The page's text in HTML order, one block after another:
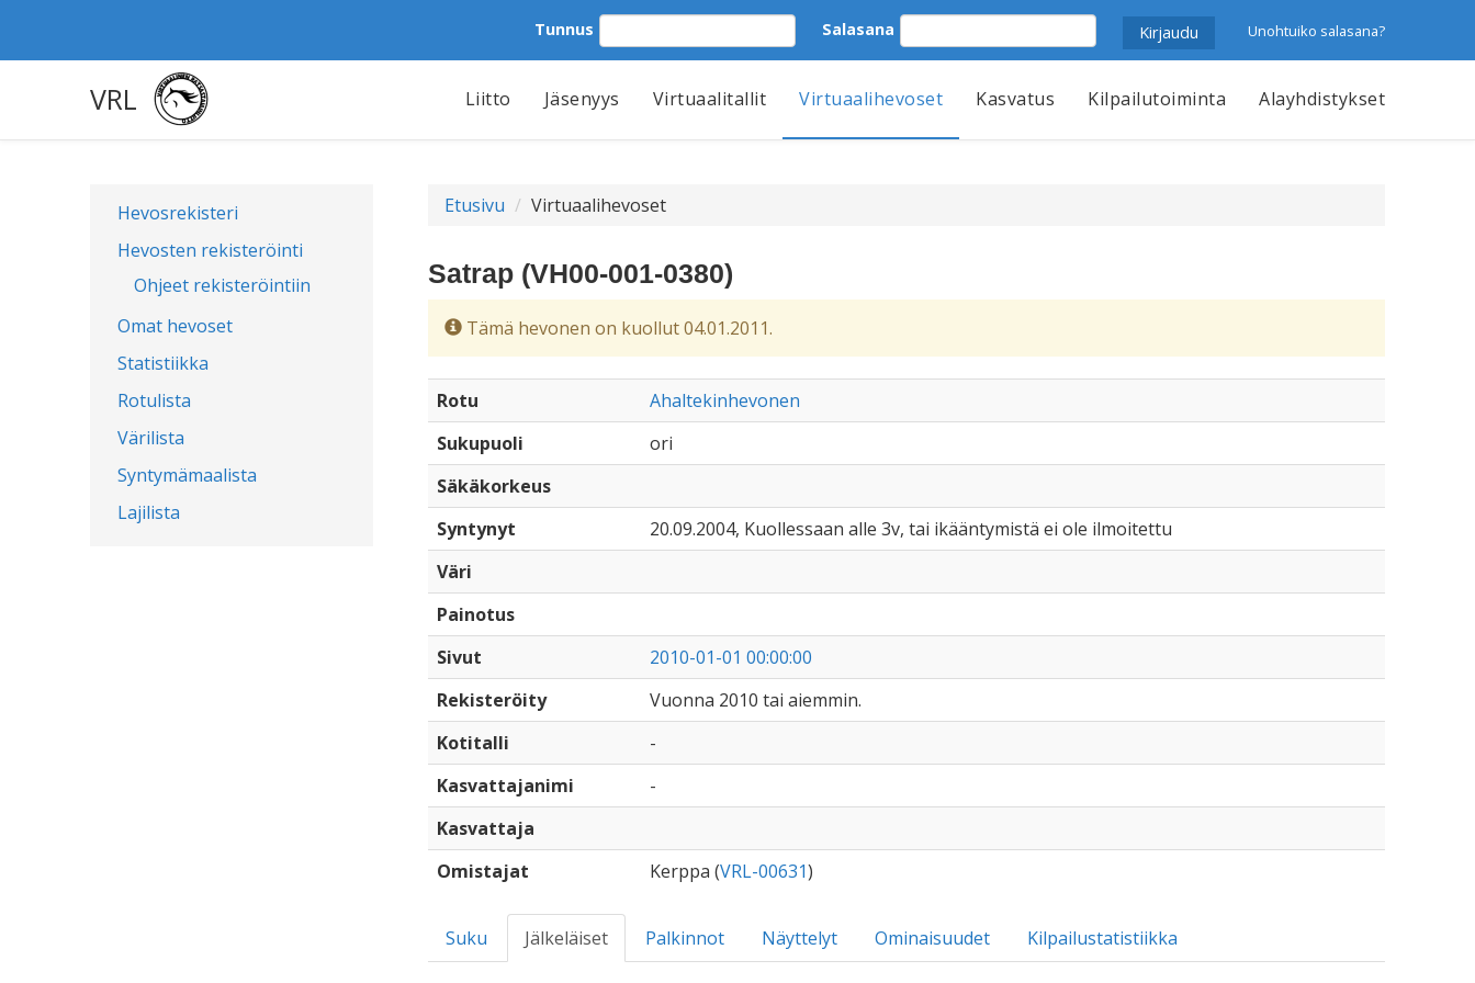
Tunnus Salasana Unohtuiko salasana?
VRL Liitto Jäsenyys Virtuaalitallit Virtuaalihevoset Kasvatus Kilpailutoiminta Alayhdistykset
Hevosrekisteri
Hevosten rekisteröinti
Ohjeet rekisteröintiin
Omat hevoset
Statistiikka
Rotulista
Värilista
Syntymämaalista
Lajilista
Etusivu Virtuaalihevoset
Satrap (VH00-001-0380)
Tämä hevonen on kuollut 04.01.2011.
Rotu
Ahaltekinhevonen
Sukupuoli
ori
Säkäkorkeus
Syntynyt
20.09.2004, Kuollessaan alle 3v, tai ikääntymistä ei ole ilmoitettu
Väri
Painotus
Sivut
2010-01-01 00:00:00
Rekisteröity
Vuonna 2010 tai aiemmin.
Kotitalli
-
Kasvattajanimi
-
Kasvattaja
Omistajat
Kerppa (VRL-00631)
Suku Jälkeläiset Palkinnot Näyttelyt Ominaisuudet Kilpailustatistiikka